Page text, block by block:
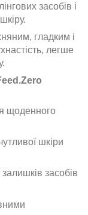
засобів і
гладким і
легше
щоденного
шкіри
засобів